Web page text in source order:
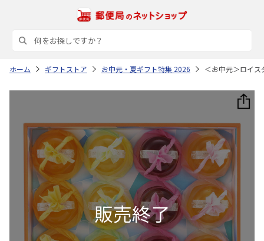
ホーム ギフトストア お中元・夏ギフト特集 2026 ＜お中元＞ロイ